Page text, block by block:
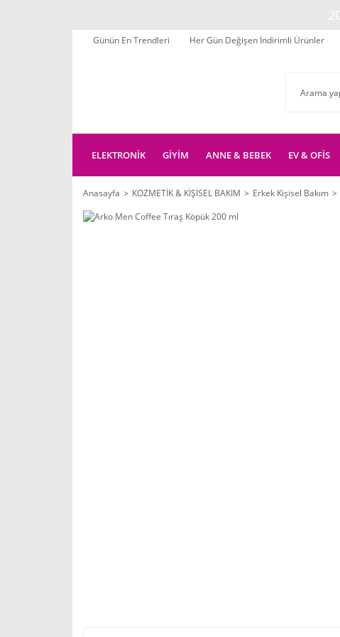
Günün En Trendleri Her Gün Değişen İndirimli Ürünler
ELEKTRONİK GİYİM ANNE & BEBEK EV & OFİS
Anasayfa KOZMETİK & KİŞİSEL BAKIM Erkek Kişisel Bakım